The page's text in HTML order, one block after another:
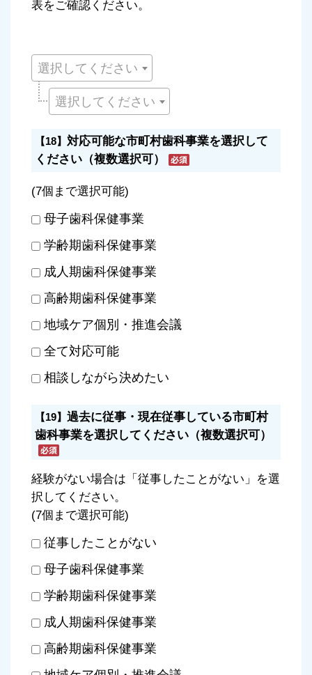
表をご確認ください。
選択してください
選択してください
【18】 対応可能な市町村歯科事業を選択して
ください（複数選択可）
(7個まで選択可能)
母子歯科保健事業
学齢期歯科保健事業
成人期歯科保健事業
高齢期歯科保健事業
地域ケア個別・推進会議
全て対応可能
相談しながら決めたい
【19】 過去に従事・現在従事している市町村
歯科事業を選択してください（複数選択可）
経験がない場合は「従事したことがない」を選
択してください。
(7個まで選択可能)
従事したことがない
母子歯科保健事業
学齢期歯科保健事業
成人期歯科保健事業
高齢期歯科保健事業